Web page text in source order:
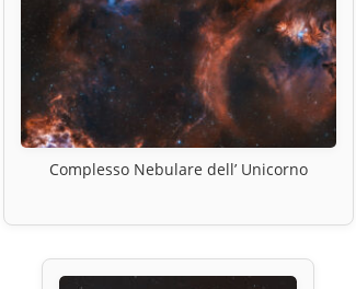
Complesso Nebulare dell’ Unicorno